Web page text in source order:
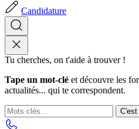
Candidature
Tu cherches, on t'aide à trouver !
Tape un mot-clé et découvre les
actualités... qui te correspondent.
C'est